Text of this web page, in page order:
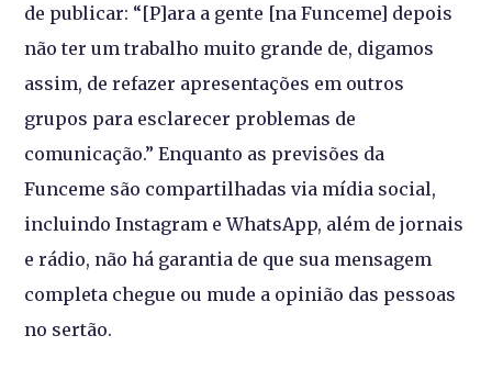
de publicar: “[P]ara a gente [na Funceme] depois
não ter um trabalho muito grande de, digamos
assim, de refazer apresentações em outros
grupos para esclarecer problemas de
comunicação.” Enquanto as previsões da
Funceme são compartilhadas via mídia social,
incluindo Instagram e WhatsApp, além de jornais
e rádio, não há garantia de que sua mensagem
completa chegue ou mude a opinião das pessoas
no sertão.